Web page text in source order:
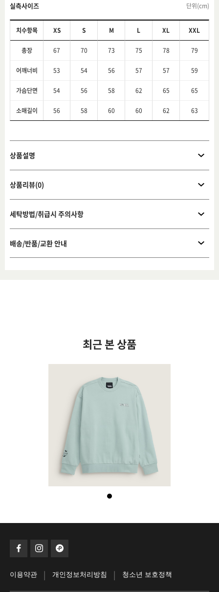
실측사이즈 단위(cm)
치수항목 XS S M L XL XXL
총장 67 70 73 75 78 79
어깨너비 53 54 56 57 57 59
가슴단면 54 56 58 62 65 65
소매길이 56 58 60 60 62 63
상품설명
상품리뷰(0)
세탁방법/취급시 주의사항
배송/반품/교환 안내
최근 본 상품
이용약관 | 개인정보처리방침 | 청소년 보호정책